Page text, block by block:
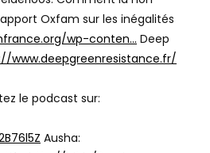
Oxfam sur les inégalités
wp-conten… Deep
www.deepgreenresistance.fr/
le podcast sur:
Ausha: